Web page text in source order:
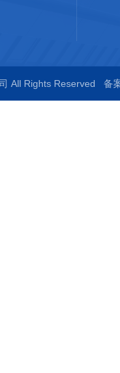
All Rights Reserved 备